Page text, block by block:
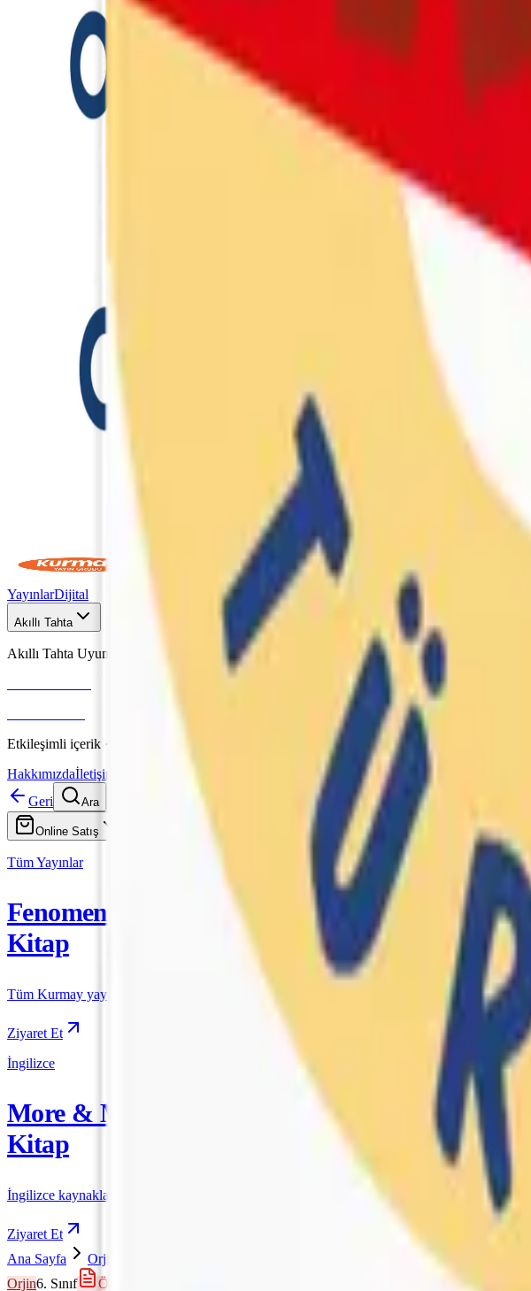
YayınlarDijital
Akıllı Tahta
Akıllı Tahta Uyumlu
Etkileşimli içerik · Video destekli anlatım · MEB uyumlu
Hakkımızdaİletişim
Geri
Ara
Online Satış
Tüm Yayınlar
Fenomen
Kitap
Tüm Kurmay yayınları için resmi satış
Ziyaret Et
İngilizce
More & More
Kitap
İngilizce kaynakları için resmi satış
Ziyaret Et
Ana Sayfa
Orjin
Orjin 6 Matematik Konu Özetli Etkinlikli Soru Bankası
Orjin6. Sınıf Önizleme Mevcut